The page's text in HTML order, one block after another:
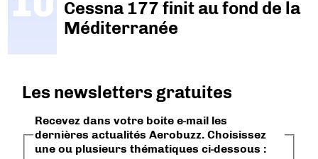
Cessna 177 finit au fond de la
Méditerranée
Les newsletters gratuites
Recevez dans votre boite e-mail les
dernières actualités Aerobuzz. Choisissez
une ou plusieurs thématiques ci-dessous :